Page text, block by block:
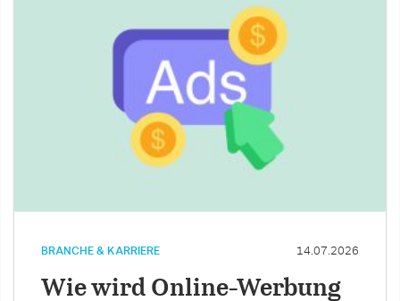
BRANCHE & KARRIERE 14.07.2026
Wie wird Online-Werbung